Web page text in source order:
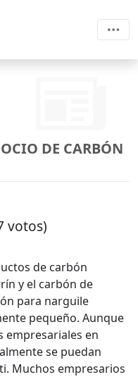
DE CARBÓN
votos)
de carbón
y el carbón de
para narguile
pequeño. Aunque
empresariales en
se puedan
Muchos empresarios